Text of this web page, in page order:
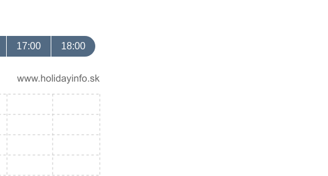
17:00 18:00